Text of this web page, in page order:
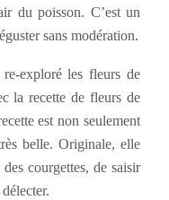
du poisson. C’est un
sans modération.
exploré les fleurs de
la recette de fleurs de
est non seulement
belle. Originale, elle
courgettes, de saisir